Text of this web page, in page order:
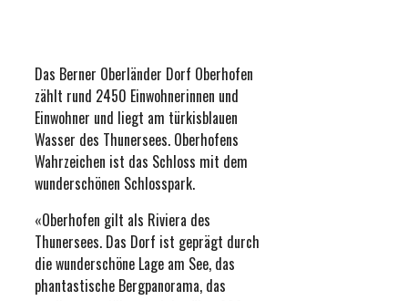
Das Berner Oberländer Dorf Oberhofen
zählt rund 2450 Einwohnerinnen und
Einwohner und liegt am türkisblauen
Wasser des Thunersees. Oberhofens
Wahrzeichen ist das Schloss mit dem
wunderschönen Schlosspark.
«Oberhofen gilt als Riviera des
Thunersees. Das Dorf ist geprägt durch
die wunderschöne Lage am See, das
phantastische Bergpanorama, das